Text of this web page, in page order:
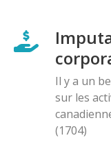
Il y a un
sur les
(1704)